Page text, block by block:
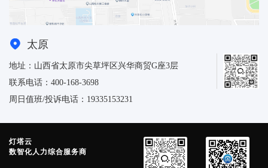
太原
地址：山西省太原市尖草坪区兴华商贸G座3层
联系电话：400-168-3698
周日值班/投诉电话：19335153231
灯塔云
数智化人力综合服务商